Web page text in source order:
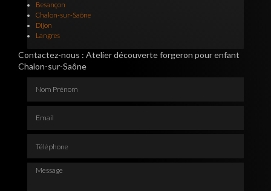
Besançon
Chalon-sur-Saône
Dijon
Langres
Contactez-nous : Atelier découverte forgeron pour enfant
Chalon-sur-Saône
Message